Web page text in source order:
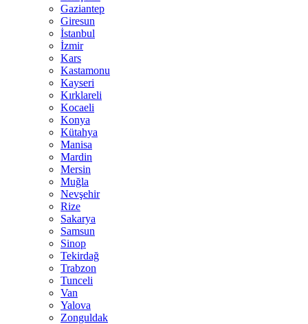
Gaziantep
Giresun
İstanbul
İzmir
Kars
Kastamonu
Kayseri
Kırklareli
Kocaeli
Konya
Kütahya
Manisa
Mardin
Mersin
Muğla
Nevşehir
Rize
Sakarya
Samsun
Sinop
Tekirdağ
Trabzon
Tunceli
Van
Yalova
Zonguldak